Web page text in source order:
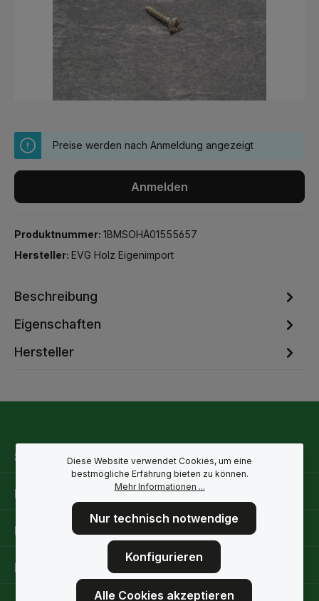
Preise werden nach Anmeldung angezeigt
Anmelden
Produktnummer: 1BMSOHÄ01555657
Hersteller: EVG Holz Eigenimport
Beschreibung
Eigenschaften
Hersteller
Service-Hotline
Rechtliche Hinweise
Informationen
Folge uns
Diese Website verwendet Cookies, um eine
bestmögliche Erfahrung bieten zu können.
Mehr Informationen ...
Nur technisch notwendige
Konfigurieren
Alle Cookies akzeptieren